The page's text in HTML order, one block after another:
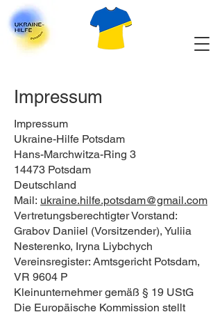
Impressum
Impressum
Ukraine-Hilfe Potsdam
Hans-Marchwitza-Ring 3
14473 Potsdam
Deutschland
Mail: ukraine.hilfe.potsdam@gmail.com
Vertretungsberechtigter Vorstand:
Grabov Daniiel (Vorsitzender), Yuliia
Nesterenko, Iryna Liybchych
Vereinsregister: Amtsgericht Potsdam,
VR 9604 P
Kleinunternehmer gemäß § 19 UStG
Die Europäische Kommission stellt